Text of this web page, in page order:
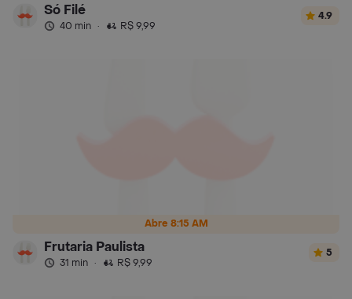
Só Filé
40 min · R$ 9,99
4.9
Abre 8:15 AM
Frutaria Paulista
31 min · R$ 9,99
5